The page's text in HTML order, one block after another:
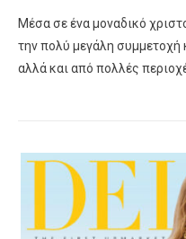
Μέσα σε ένα μοναδικό
την πολύ μεγάλη συμμετοχή
αλλά και από πολλές